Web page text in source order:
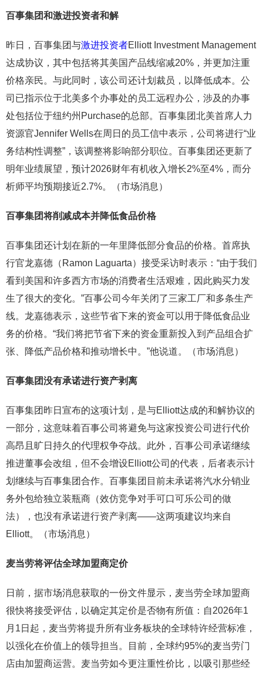
百事集团和激进投资者和解
昨日，百事集团与激进投资者Elliott Investment Management
达成协议，其中包括将其美国产品线缩减20%，并更加注重
价格亲民。与此同时，该公司还计划裁员，以降低成本。公
司已指示位于北美多个办事处的员工远程办公，涉及的办事
处包括位于纽约州Purchase的总部。百事集团北美首席人力
资源官Jennifer Wells在周日的员工信中表示，公司将进行“业
务结构性调整”，该调整将影响部分职位。百事集团还更新了
明年业绩展望，预计2026财年有机收入增长2%至4%，而分
析师平均预期接近2.7%。（市场消息）
百事集团将削减成本并降低食品价格
百事集团还计划在新的一年里降低部分食品的价格。首席执
行官龙嘉德（Ramon Laguarta）接受采访时表示：“由于我们
看到美国和许多西方市场的消费者生活艰难，因此购买力发
生了很大的变化。”百事公司今年关闭了三家工厂和多条生产
线。龙嘉德表示，这些节省下来的资金可以用于降低食品业
务的价格。“我们将把节省下来的资金重新投入到产品组合扩
张、降低产品价格和推动增长中。”他说道。（市场消息）
百事集团没有承诺进行资产剥离
百事集团昨日宣布的这项计划，是与Elliott达成的和解协议的
一部分，这意味着百事公司将避免与这家投资公司进行代价
高昂且旷日持久的代理权争夺战。此外，百事公司承诺继续
推进董事会改组，但不会增设Elliott公司的代表，后者表示计
划继续与百事集团合作。百事集团目前未承诺将汽水分销业
务外包给独立装瓶商（效仿竞争对手可口可乐公司的做
法），也没有承诺进行资产剥离——这两项建议均来自
Elliott。（市场消息）
麦当劳将评估全球加盟商定价
日前，据市场消息获取的一份文件显示，麦当劳全球加盟商
很快将接受评估，以确定其定价是否物有所值：自2026年1
月1日起，麦当劳将提升所有业务板块的全球特许经营标准，
以强化在价值上的领导担当。目前，全球约95%的麦当劳门
店由加盟商运营。麦当劳如今更注重性价比，以吸引那些经